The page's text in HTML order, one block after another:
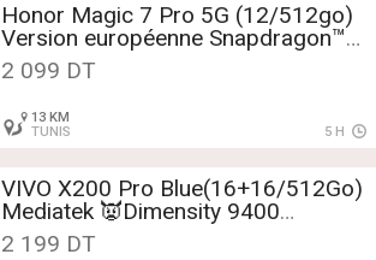
Honor Magic 7 Pro 5G (12/512go)
Version européenne Snapdragon™8
Elite état neuf
📞52.687.077📞
2 099 DT
13 KM
TUNIS
5 H
VIVO X200 Pro Blue(16+16/512Go)
Mediatek 👿Dimensity 9400
📞52687077📞
2 199 DT